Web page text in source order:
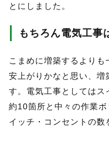
とにしました。
もちろん電気工事
こまめに増築するより
安上がりかなと思い、
す。電気工事としてはス
約10箇所と中々の作業
イッチ・コンセントの